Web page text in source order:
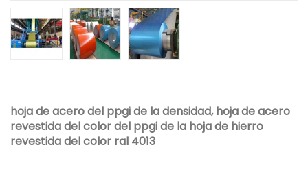
hoja de acero del ppgi de la densidad, hoja de acero
revestida del color del ppgi de la hoja de hierro
revestida del color ral 4013